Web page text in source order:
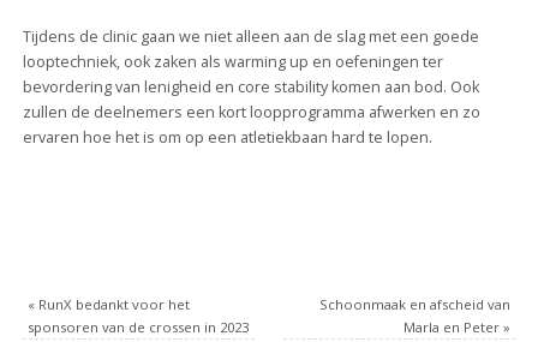
Tijdens de clinic gaan we niet alleen aan de slag met een goede
looptechniek, ook zaken als warming up en oefeningen ter
bevordering van lenigheid en core stability komen aan bod. Ook
zullen de deelnemers een kort loopprogramma afwerken en zo
ervaren hoe het is om op een atletiekbaan hard te lopen.
«RunX bedankt voor het
sponsoren van de crossen in 2023
Schoonmaak en afscheid van
Marla en Peter»